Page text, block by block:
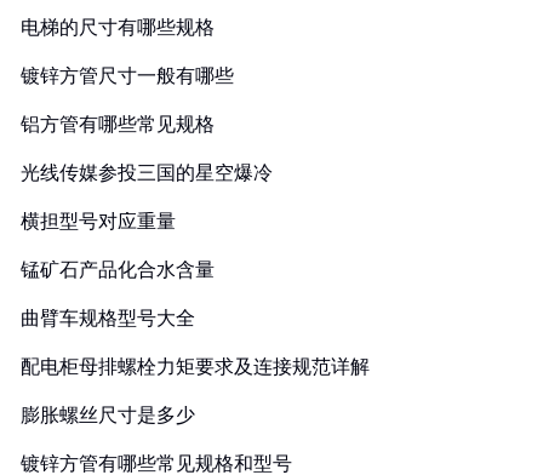
电梯的尺寸有哪些规格
镀锌方管尺寸一般有哪些
铝方管有哪些常见规格
光线传媒参投三国的星空爆冷
横担型号对应重量
锰矿石产品化合水含量
曲臂车规格型号大全
配电柜母排螺栓力矩要求及连接规范详解
膨胀螺丝尺寸是多少
镀锌方管有哪些常见规格和型号